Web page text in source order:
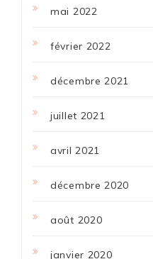
mai 2022
février 2022
décembre 2021
juillet 2021
avril 2021
décembre 2020
août 2020
janvier 2020